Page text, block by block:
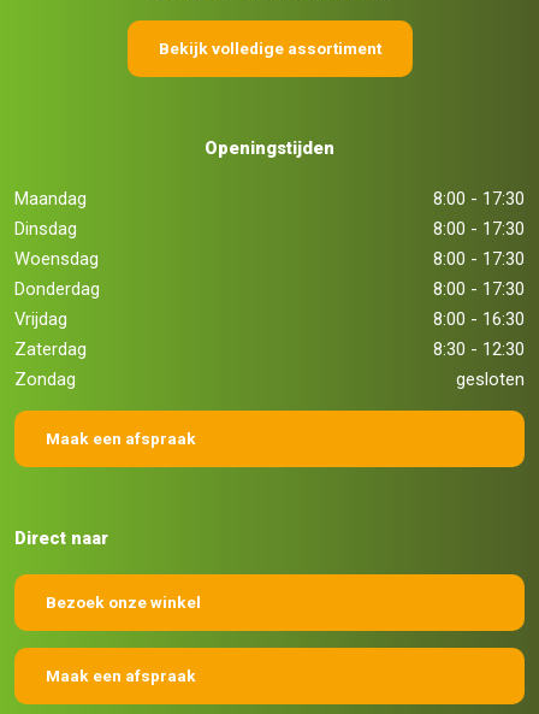
Bekijk volledige assortiment
Openingstijden
Maandag
8:00 - 17:30
Dinsdag
8:00 - 17:30
Woensdag
8:00 - 17:30
Donderdag
8:00 - 17:30
Vrijdag
8:00 - 16:30
Zaterdag
8:30 - 12:30
Zondag
gesloten
Maak een afspraak
Direct naar
Bezoek onze winkel
Maak een afspraak